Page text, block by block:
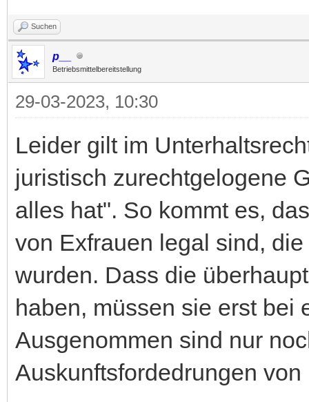
Suchen
p__
Betriebsmittelbereitstellung
29-03-2023, 10:30
Leider gilt im
juristisch zurechtgelogene
alles hat". So kommt es,
von Exfrauen legal sind,
wurden. Dass die
haben, müssen sie erst bei
Ausgenommen sind nur
Auskunftsfordedrungen